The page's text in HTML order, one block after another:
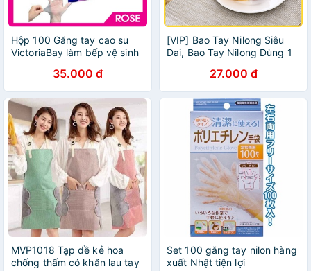
Hộp 100 Găng tay cao su
VictoriaBay làm bếp vệ sinh
35.000 đ
[VIP] Bao Tay Nilong Siêu
Dai, Bao Tay Nilong Dùng 1
27.000 đ
MVP1018 Tạp dề kẻ hoa
chống thấm có khăn lau tay
Set 100 găng tay nilon hàng
xuất Nhật tiện lợi